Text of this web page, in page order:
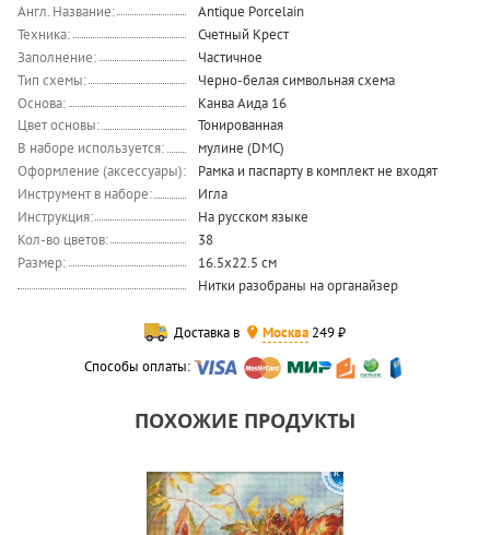
Англ. Название:
Antique Porcelain
Техника:
Счетный Крест
Заполнение:
Частичное
Тип схемы:
Черно-белая символьная схема
Основа:
Канва Аида 16
Цвет основы:
Тонированная
В наборе используется:
мулине (DMC)
Оформление (аксессуары):
Рамка и паспарту в комплект не входят
Инструмент в наборе:
Игла
Инструкция:
На русском языке
Кол-во цветов:
38
Размер:
16.5x22.5 см
Нитки разобраны на органайзер
Доставка в Москва249 ₽
Способы оплаты:
ПОХОЖИЕ ПРОДУКТЫ